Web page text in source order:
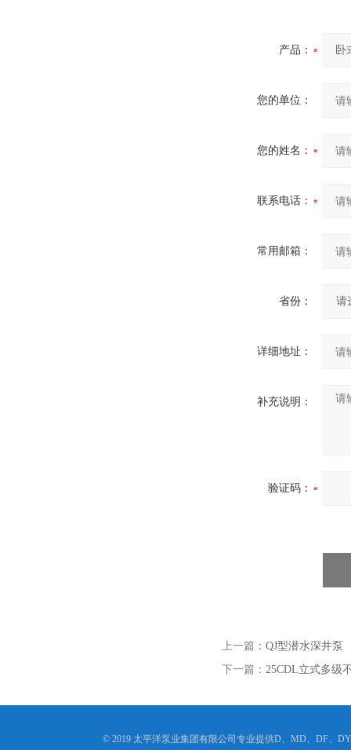
产品：
您的单位：
您的姓名：
联系电话：
常用邮箱：
省份：
详细地址：
补充说明：
验证码：
上一篇： QJ型潜水深井泵
下一篇： 25CDL立式多级
© 2019 太平洋泵业集团有限公司专业提供D、MD、DF、